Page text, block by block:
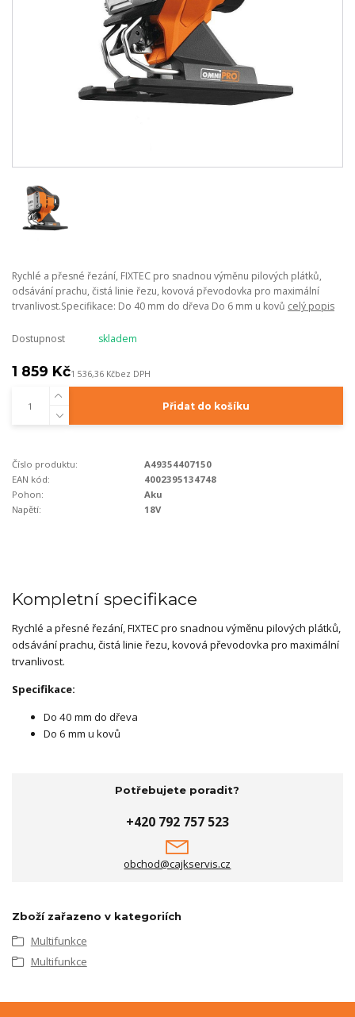
Rychlé a přesné řezání, FIXTEC pro snadnou výměnu pilových plátků,
odsávání prachu, čistá linie řezu, kovová převodovka pro maximální
trvanlivost.Specifikace: Do 40 mm do dřeva Do 6 mm u kovů celý popis
Dostupnost skladem
1 859 Kč1 536,36 Kčbez DPH
Přidat do košíku
Číslo produktu:
A49354407150
EAN kód:
4002395134748
Pohon:
Aku
Napětí:
18V
Kompletní specifikace
Rychlé a přesné řezání, FIXTEC pro snadnou výměnu pilových plátků,
odsávání prachu, čistá linie řezu, kovová převodovka pro maximální
trvanlivost.
Specifikace:
Do 40 mm do dřeva
Do 6 mm u kovů
Potřebujete poradit?
+420 792 757 523
obchod@cajkservis.cz
Zboží zařazeno v kategoriích
Multifunkce
Multifunkce